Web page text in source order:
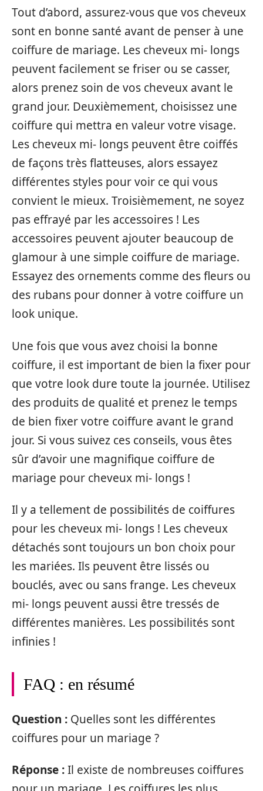
Tout d’abord, assurez-vous que vos cheveux
sont en bonne santé avant de penser à une
coiffure de mariage. Les cheveux mi- longs
peuvent facilement se friser ou se casser,
alors prenez soin de vos cheveux avant le
grand jour. Deuxièmement, choisissez une
coiffure qui mettra en valeur votre visage.
Les cheveux mi- longs peuvent être coiffés
de façons très flatteuses, alors essayez
différentes styles pour voir ce qui vous
convient le mieux. Troisièmement, ne soyez
pas effrayé par les accessoires ! Les
accessoires peuvent ajouter beaucoup de
glamour à une simple coiffure de mariage.
Essayez des ornements comme des fleurs ou
des rubans pour donner à votre coiffure un
look unique.
Une fois que vous avez choisi la bonne
coiffure, il est important de bien la fixer pour
que votre look dure toute la journée. Utilisez
des produits de qualité et prenez le temps
de bien fixer votre coiffure avant le grand
jour. Si vous suivez ces conseils, vous êtes
sûr d’avoir une magnifique coiffure de
mariage pour cheveux mi- longs !
Il y a tellement de possibilités de coiffures
pour les cheveux mi- longs ! Les cheveux
détachés sont toujours un bon choix pour
les mariées. Ils peuvent être lissés ou
bouclés, avec ou sans frange. Les cheveux
mi- longs peuvent aussi être tressés de
différentes manières. Les possibilités sont
infinies !
FAQ : en résumé
Question : Quelles sont les différentes
coiffures pour un mariage ?
Réponse :Il existe de nombreuses coiffures